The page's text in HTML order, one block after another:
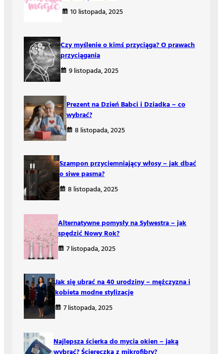
10 listopada, 2025
Czy myślenie o kimś przyciąga? O prawach
przyciągania
9 listopada, 2025
Prezent na Dzień Babci i Dziadka – co
wybrać?
8 listopada, 2025
Szampon przyciemniający włosy – jak dbać
o siwe pasma?
8 listopada, 2025
Alternatywne pomysły na Sylwestra – jak
spędzić Nowy Rok?
7 listopada, 2025
Jak się ubrać na 40 urodziny – mężczyzna i
kobieta modne stylizacje
7 listopada, 2025
Najlepsza ścierka do mycia okien – jaką